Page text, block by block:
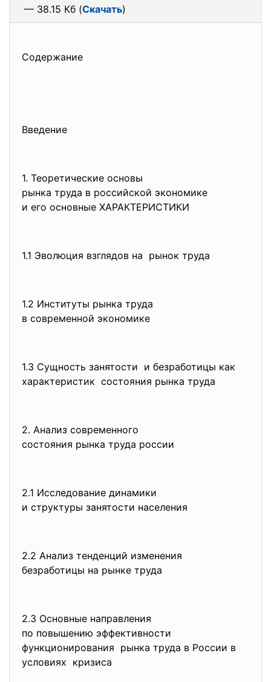
— 38.15 Кб (Скачать)
Содержание
Введение
1. Теоретические основы
рынка труда в российской экономике
и его основные ХАРАКТЕРИСТИКИ
1.1 Эволюция взглядов на рынок труда
1.2 Институты рынка труда
в современной экономике
1.3 Сущность занятости и безработицы как
характеристик состояния рынка труда
2. Анализ современного
состояния рынка труда россии
2.1 Исследование динамики
и структуры занятости населения
2.2 Анализ тенденций изменения
безработицы на рынке труда
2.3 Основные направления
по повышению эффективности
функционирования рынка труда в России в
условиях кризиса